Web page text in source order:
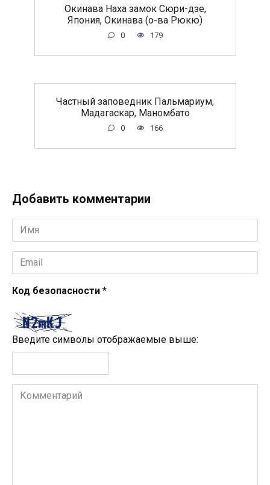
Окинава Наха замок Сюри-дзе,
Япония, Окинава (о-ва Рюкю)
0 179
Частный заповедник Пальмариум,
Мадагаскар, Маномбато
0 166
Добавить комментарии
Имя
*
Email
*
Код безопасности *
Введите символы отображаемые выше:
Комментарий